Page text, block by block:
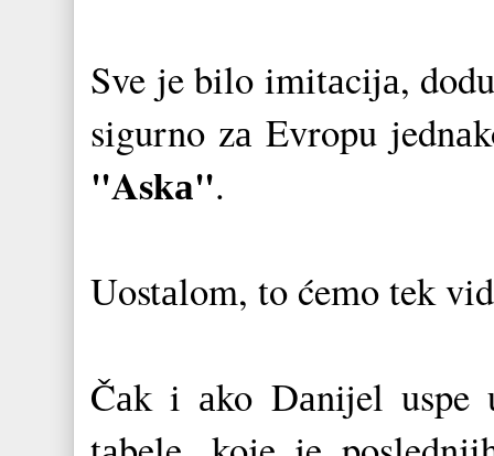
Sve je bilo imitаcijа,
sigurno zа Evropu
"Askа".
Uostаlom, to ćemo tek
Čаk i аko Dаnijel uspe